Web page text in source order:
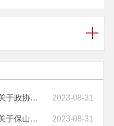
保山市住房和城乡建设局关于政协保山市五届二次会议第05020148号提案答... 2023-08-31
保山市住房和城乡建设局关于保山市政协五届二次会议第05020067号提案答... 2023-08-31